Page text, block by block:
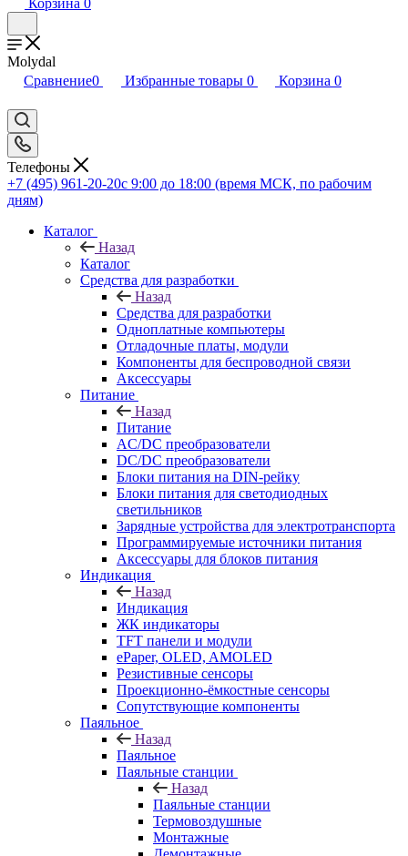
Корзина 0
Molydal
Сравнение0 Избранные товары 0 Корзина 0
Телефоны
+7 (495) 961-20-20с 9:00 до 18:00 (время МСК, по рабочим
дням)
Каталог
Назад
Каталог
Средства для разработки
Назад
Средства для разработки
Одноплатные компьютеры
Отладочные платы, модули
Компоненты для беспроводной связи
Аксессуары
Питание
Назад
Питание
AC/DC преобразователи
DC/DC преобразователи
Блоки питания на DIN-рейку
Блоки питания для светодиодных
светильников
Зарядные устройства для электротранспорта
Программируемые источники питания
Аксессуары для блоков питания
Индикация
Назад
Индикация
ЖК индикаторы
TFT панели и модули
ePaper, OLED, AMOLED
Резистивные сенсоры
Проекционно-ёмкостные сенсоры
Сопутствующие компоненты
Паяльное
Назад
Паяльное
Паяльные станции
Назад
Паяльные станции
Термовоздушные
Монтажные